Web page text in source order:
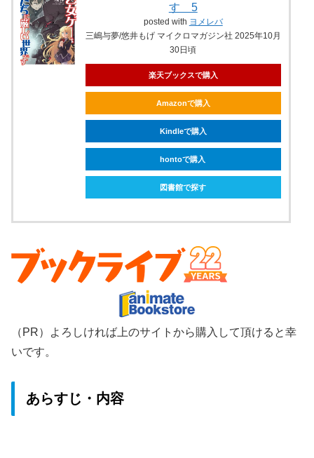
す 5
posted with ヨメレバ
三嶋与夢/悠井もげ マイクロマガジン社 2025年10月
30日頃
楽天ブックスで購入
Amazonで購入
Kindleで購入
hontoで購入
図書館で探す
（PR）よろしければ上のサイトから購入して頂けると幸
いです。
あらすじ・内容